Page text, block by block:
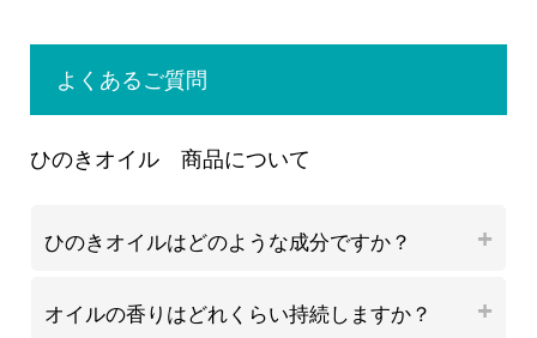
よくあるご質問
ひのきオイル 商品について
ひのきオイルはどのような成分ですか？
オイルの香りはどれくらい持続しますか？